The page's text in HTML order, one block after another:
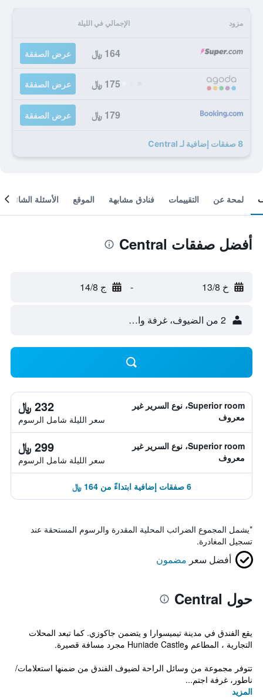
مزود الإجمالي في الليلة
164 ﷼ عرض الصفقة
175 ﷼ عرض الصفقة
179 ﷼ عرض الصفقة
8 صفقات إضافية لـ Central
لمحة عن التقييمات فنادق مشابهة الموقع الأسئلة الشائعة
أفضل صفقات Central
خ 13/8 - ج 14/8
2 من الضيوف، غرفة واحدة
Superior room، نوع السرير غير
معروف
232 ﷼
سعر الليلة شامل الرسوم
Superior room، نوع السرير غير
معروف
299 ﷼
سعر الليلة شامل الرسوم
6 صفقات إضافية ابتداءً من 164 ﷼
*يشمل المجموع الضرائب المحلية المقدرة والرسوم المستحقة عند
تسجيل المغادرة.
أفضل سعر مضمون
حول Central
يقع الفندق في مدينة تيميسوارا و يتضمن جاكوزي. كما تبعد المحلات
التجارية ، المطاعم وHuniade Castle مجرد مسافة قصيرة.
تتوفر مجموعة من وسائل الراحة لضيوف الفندق من ضمنها استعلامات/
ناطور، غرفة اجتم...
المزيد